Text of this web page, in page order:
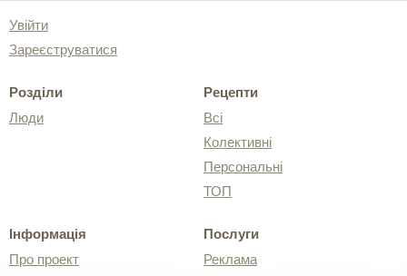
Увійти
Зареєструватися
Розділи
Люди
Рецепти
Всі
Колективні
Персональні
ТОП
Інформація
Про проект
Послуги
Реклама